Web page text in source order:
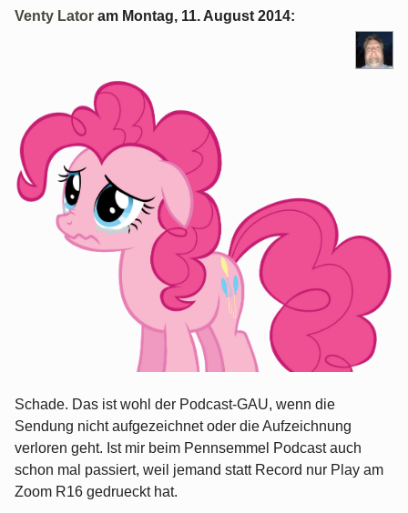
Venty Lator am Montag, 11. August 2014:
Schade. Das ist wohl der Podcast-GAU, wenn die
Sendung nicht aufgezeichnet oder die Aufzeichnung
verloren geht. Ist mir beim Pennsemmel Podcast auch
schon mal passiert, weil jemand statt Record nur Play am
Zoom R16 gedrueckt hat.